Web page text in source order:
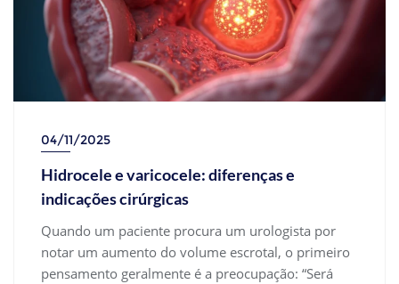
04/11/2025
Hidrocele e varicocele: diferenças e
indicações cirúrgicas
Quando um paciente procura um urologista por
notar um aumento do volume escrotal, o primeiro
pensamento geralmente é a preocupação: “Será